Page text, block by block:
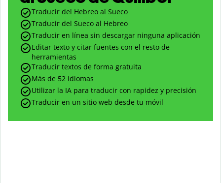
Traducir del Hebreo al Sueco
Traducir del Sueco al Hebreo
Traducir en línea sin descargar ninguna aplicación
Editar texto y citar fuentes con el resto de
herramientas
Traducir textos de forma gratuita
Más de 52 idiomas
Utilizar la IA para traducir con rapidez y precisión
Traducir en un sitio web desde tu móvil